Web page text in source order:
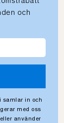
och
samlar in och
med oss
använder